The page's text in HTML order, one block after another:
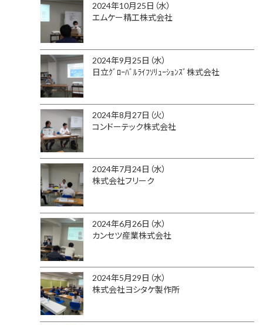
2024年10月25日（水）
エムケー精工株式会社
2024年9月25日（水）
日立ｸﾞﾛｰﾊﾞﾙﾗｲﾌｿﾘｭｰｼｮﾝｽﾞ株式会社
2024年8月27日（火）
コンドーテック株式会社
2024年7月24日（水）
株式会社フリーク
2024年6月26日（水）
カンセツ産業株式会社
2024年5月29日（水）
株式会社ヨシタケ製作所